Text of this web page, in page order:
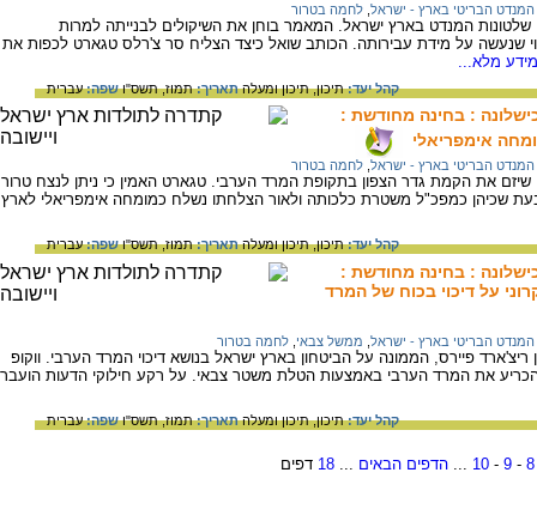
המנדט הבריטי בארץ - ישראל לחמה בטרור
שלטונות המנדט בארץ ישראל. המאמר בוחן את השיקולים לבנייתה למרות
שנעשה על מידת עבירותה. הכותב שואל כיצד הצליח סר צ'רלס טגארט לכפות את
מלא...
קהל יעד:תיכון,תיכון ומעלהתאריך:תמוז, תשס"ושפה:עברית
: בחינה מחודשת :
אימפריאלי
המנדט הבריטי בארץ - ישראל לחמה בטרור
את הקמת גדר הצפון בתקופת המרד הערבי. טגארט האמין כי ניתן לנצח טרור
בעת שכיהן כמפכ"ל משטרת כלכותה ולאור הצלחתו נשלח כמומחה אימפריאלי לארץ
קהל יעד:תיכון,תיכון ומעלהתאריך:תמוז, תשס"ושפה:עברית
: בחינה מחודשת :
על דיכוי בכוח של המרד
המנדט הבריטי בארץ - ישראל ממשל צבאי לחמה בטרור
ריצ'ארד פיירס, הממונה על הביטחון בארץ ישראל בנושא דיכוי המרד הערבי. ווקופ
את המרד הערבי באמצעות הטלת משטר צבאי. על רקע חילוקי הדעות הועבר
קהל יעד:תיכון,תיכון ומעלהתאריך:תמוז, תשס"ושפה:עברית
8
-
9
-
10
...הדפים הבאים ...
18 דפים